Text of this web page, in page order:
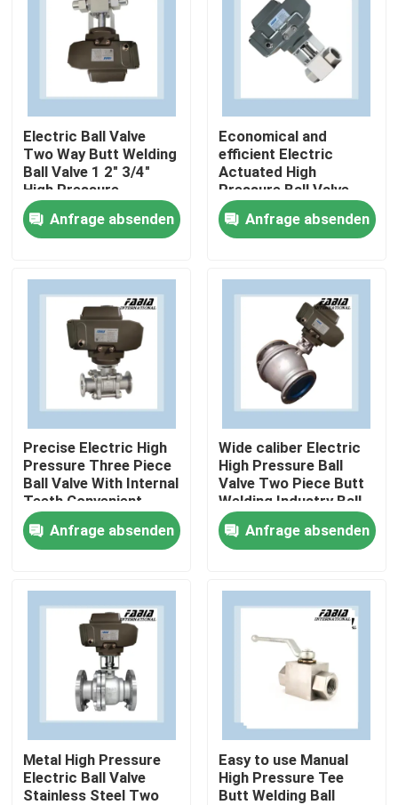
Produkte
Über uns
Werksbesichtigung
Kontakt mit uns
Bitte um ein Angebot
Pneumatisches Kugelventil
Pneumatisches Drosselventil
Electric Ball Valve
Two Way Butt Welding
Ball Valve 1 2" 3/4"
High Pressure
Anfrage absenden
Economical and
efficient Electric
Actuated High
Pressure Ball Valve
Two Way
Anfrage absenden
Precise Electric High
Pressure Three Piece
Ball Valve With Internal
Teeth Convenient
Anfrage absenden
Wide caliber Electric
High Pressure Ball
Valve Two Piece Butt
Welding Industry Ball
Valve
Anfrage absenden
Metal High Pressure
Electric Ball Valve
Stainless Steel Two
Easy to use Manual
High Pressure Tee
Butt Welding Ball